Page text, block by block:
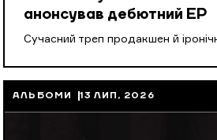
анонсував дебютний EP
Cучасний треп продакшен й
АЛЬБОМИ 13 ЛИП, 2026